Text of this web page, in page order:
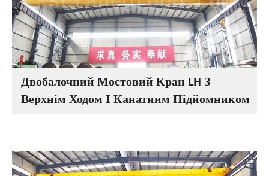
Двобалочний Мостовий Кран LH З
Верхнім Ходом І Канатним Підйомником